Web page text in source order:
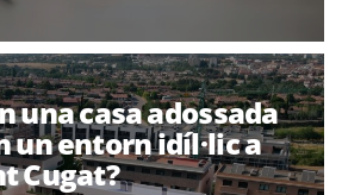
una casa adossada
un entorn idíl·lic a
Cugat?